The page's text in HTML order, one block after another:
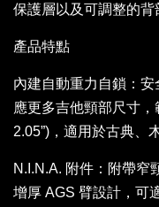
保護層以及可調整的背
產品特點
內建自動重力自鎖：
應更多吉他頸部尺寸，
2.05”)，適用於古典、
N.I.N.A. 附件：附帶窄
增厚 AGS 臂設計，可